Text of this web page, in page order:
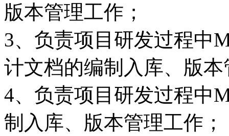
版本管理工作；
3、负责项目研发过程中
计文档的编制入库、版
4、负责项目研发过程中
制入库、版本管理工作；